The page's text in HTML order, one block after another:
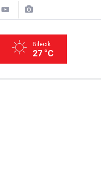
Bilecik
27 °C